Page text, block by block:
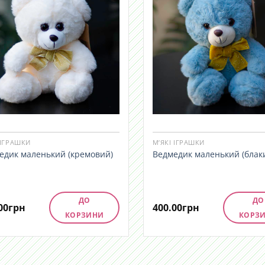
маленький (кремовий)
грн
ДО
КОРЗИНИ
М’ЯКІ ІГРАШКИ
Ведмедик маленький
400.00грн
ДО